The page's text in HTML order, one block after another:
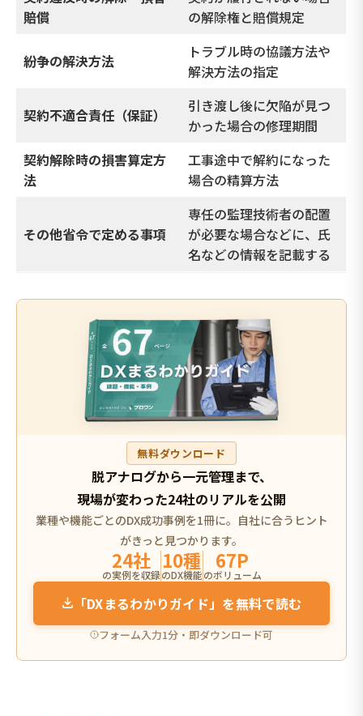
賠償
の解除権と賠償規定
紛争の解決方法
トラブル時の協議方法や
解決方法の指定
契約不適合責任（保証）
引き渡し後に欠陥が見つ
かった場合の修理期間
契約解除時の損害算定方
法
工事途中で解約になった
場合の精算方法
その他省令で定める事項
専任の監理技術者の配置
が必要な場合などに、氏
名などの情報を記載する
無料ダウンロード
脱アナログから一元管理まで、
現場が変わった24社のリアルを公開
業種や機能ごとのDX成功事例を1冊に。自社に合うヒント
がきっと見つかります。
24社
の実例を収録
10種
のDX機能
67P
のボリューム
「DXまるわかりガイド」を無料で読む
フォーム入力1分・即ダウンロード可